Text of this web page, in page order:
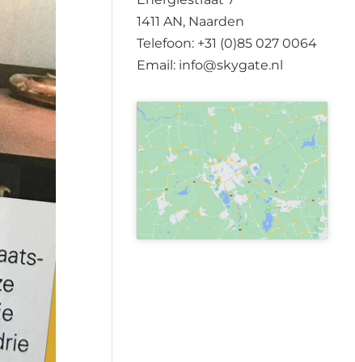
1411 AN, Naarden
Telefoon: +31 (0)85 027 0064
Email: info@skygate.nl